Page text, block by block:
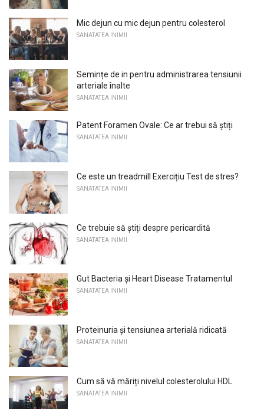
Mic dejun cu mic dejun pentru colesterol
SANATATEA INIMII
Semințe de in pentru administrarea tensiunii
arteriale înalte
SANATATEA INIMII
Patent Foramen Ovale: Ce ar trebui să știți
SANATATEA INIMII
Ce este un treadmill Exercițiu Test de stres?
SANATATEA INIMII
Ce trebuie să știți despre pericardită
SANATATEA INIMII
Gut Bacteria și Heart Disease Tratamentul
SANATATEA INIMII
Proteinuria și tensiunea arterială ridicată
SANATATEA INIMII
Cum să vă măriți nivelul colesterolului HDL
SANATATEA INIMII